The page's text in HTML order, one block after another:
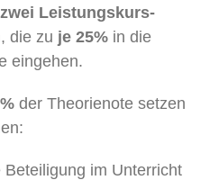
Leistungskurs-
die zu je 25% in die
eingehen.
der Theorienote setzen
im Unterricht